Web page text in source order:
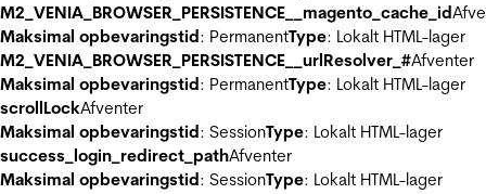
M2_VENIA_BROWSER_PERSISTENCE__magento_cache_id
Maksimal opbevaringstid: PermanentType: Lokalt HTML-lager
M2_VENIA_BROWSER_PERSISTENCE__urlResolver_#Afventer
Maksimal opbevaringstid: PermanentType: Lokalt HTML-lager
scrollLockAfventer
Maksimal opbevaringstid: SessionType: Lokalt HTML-lager
success_login_redirect_pathAfventer
Maksimal opbevaringstid: SessionType: Lokalt HTML-lager